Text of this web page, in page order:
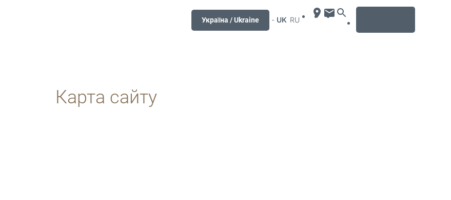
Україна / Ukraine - UK RU
Карта сайту